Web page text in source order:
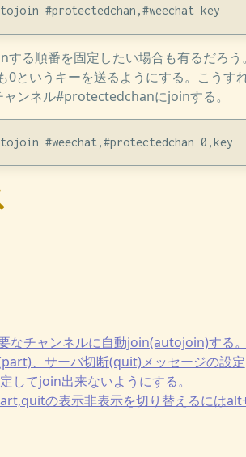
する順番を固定したい場合も有るだろ
0というキーを送るようにする。こう
ンネル#protectedchanにjoinする。
なチャンネルに自動join(autojoin)する。
、サーバ切断(quit)メッセージの設定
してjoin出来ないようにする。
の表示非表示を切り替えるには